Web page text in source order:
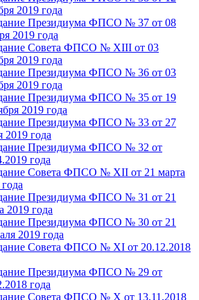
2019 года
Президиума ФПСО № 37 от 08
2019 года
Совета ФПСО № XIII от 03
2019 года
Президиума ФПСО № 36 от 03
2019 года
Президиума ФПСО № 35 от 19
2019 года
Президиума ФПСО № 33 от 27
2019 года
Президиума ФПСО № 32 от
года
Совета ФПСО № XII от 21 марта
Президиума ФПСО № 31 от 21
2019 года
Президиума ФПСО № 30 от 21
2019 года
Совета ФПСО № XI от 20.12.2018
Президиума ФПСО № 29 от
года
Совета ФПСО № X от 13.11.2018